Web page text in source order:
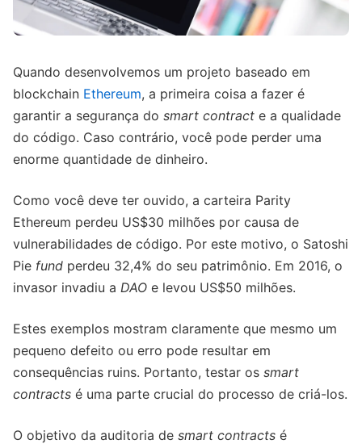
Quando desenvolvemos um projeto baseado em
blockchain Ethereum, a primeira coisa a fazer é
garantir a segurança do smart contract e a qualidade
do código. Caso contrário, você pode perder uma
enorme quantidade de dinheiro.
Como você deve ter ouvido, a carteira Parity
Ethereum perdeu US$30 milhões por causa de
vulnerabilidades de código. Por este motivo, o Satoshi
Pie fund perdeu 32,4% do seu patrimônio. Em 2016, o
invasor invadiu a DAO e levou US$50 milhões.
Estes exemplos mostram claramente que mesmo um
pequeno defeito ou erro pode resultar em
consequências ruins. Portanto, testar os smart
contracts é uma parte crucial do processo de criá-los.
O objetivo da auditoria de smart contracts é